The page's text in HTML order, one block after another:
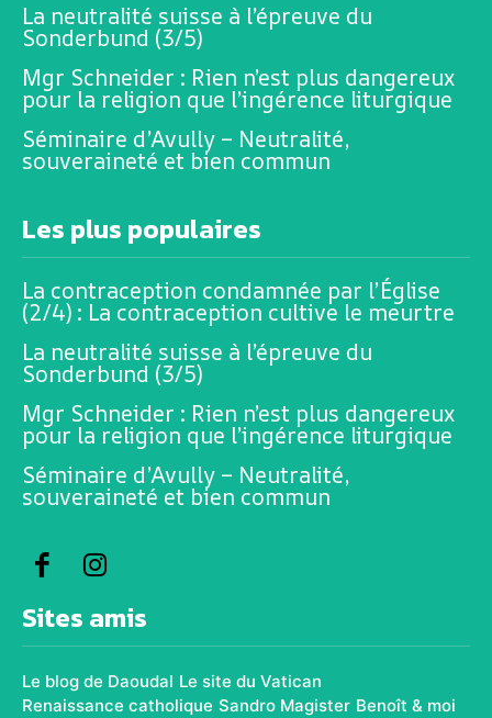
La neutralité suisse à l’épreuve du
Sonderbund (3/5)
Mgr Schneider : Rien n’est plus dangereux
pour la religion que l’ingérence liturgique
Séminaire d’Avully – Neutralité,
souveraineté et bien commun
Les plus populaires
La contraception condamnée par l’Église
(2/4) : La contraception cultive le meurtre
La neutralité suisse à l’épreuve du
Sonderbund (3/5)
Mgr Schneider : Rien n’est plus dangereux
pour la religion que l’ingérence liturgique
Séminaire d’Avully – Neutralité,
souveraineté et bien commun
Sites amis
Le blog de Daoudal Le site du Vatican
Renaissance catholique Sandro Magister Benoît & moi